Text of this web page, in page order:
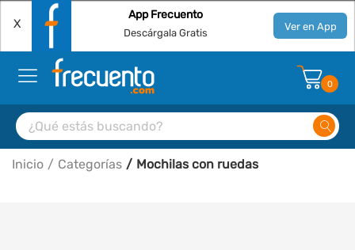
X
App Frecuento
Descárgala Gratis Ver en App
0
Inicio Categorías Mochilas con ruedas